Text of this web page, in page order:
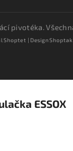
pivotéka.
Shoptet | Design
ESSOX